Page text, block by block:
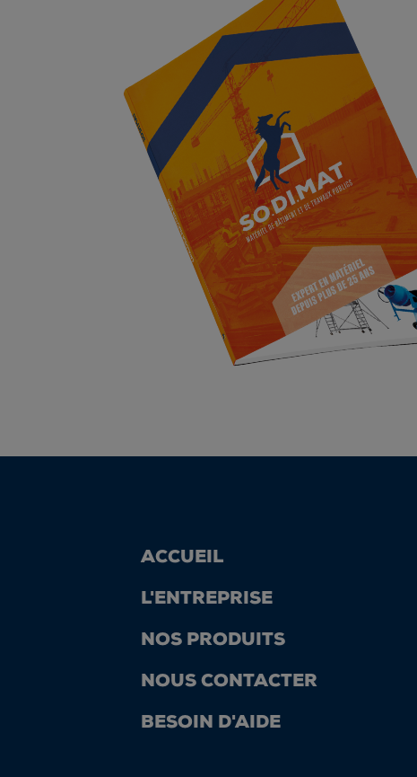
ACCUEIL
L'ENTREPRISE
NOS PRODUITS
NOUS CONTACTER
BESOIN D'AIDE